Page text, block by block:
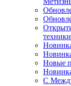
техники
Новые
С